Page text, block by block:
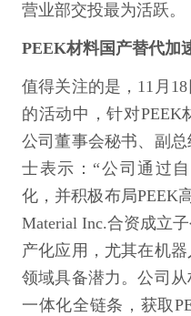
营业部交投最为活跃。
PEEK材料国产替代加
值得关注的是，11月
的活动中，针对PEEK
公司董事会秘书、副
士表示：“公司通过
化，并积极布局PEEK
Material Inc.合资成立
产化应用，尤其在机
领域具备潜力。公司
一体化全链条，获取